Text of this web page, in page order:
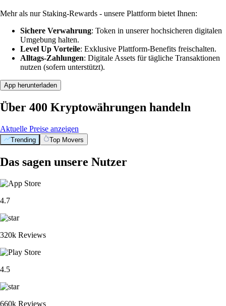
Mehr als nur Staking-Rewards - unsere Plattform bietet Ihnen:
Sichere Verwahrung: Token in unserer hochsicheren digitalen
Umgebung halten.
Level Up Vorteile: Exklusive Plattform-Benefits freischalten.
Alltags-Zahlungen: Digitale Assets für tägliche Transaktionen
nutzen (sofern unterstützt).
App herunterladen
Über 400 Kryptowährungen handeln
Aktuelle Preise anzeigen
Trending Top Movers
Das sagen unsere Nutzer
4.7
320k Reviews
4.5
660k Reviews